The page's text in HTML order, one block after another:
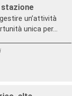
stazione
un’attività
unica per...